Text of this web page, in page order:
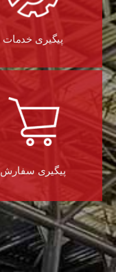
پیگیری خدمات
پیگیری سفارش